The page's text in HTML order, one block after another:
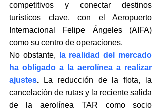
competitivos y conectar destinos
turísticos clave, con el Aeropuerto
Internacional Felipe Ángeles (AIFA)
como su centro de operaciones.
No obstante,
la realidad del mercado
ha obligado a la aerolínea a realizar
ajustes. La reducción de la flota, la
cancelación de rutas y la reciente salida
de la aerolínea TAR como socio